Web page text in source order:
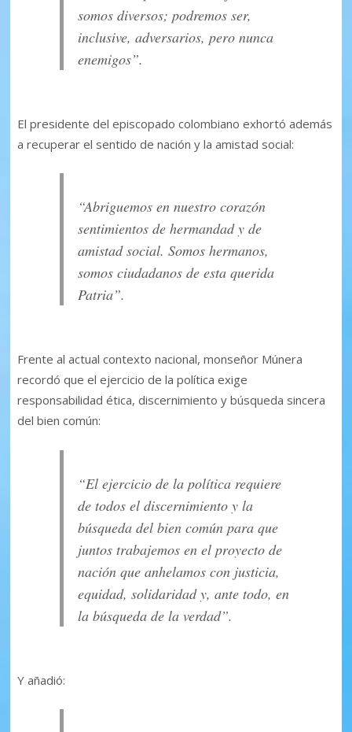
somos diversos; podremos ser,
inclusive, adversarios, pero nunca
enemigos”.
El presidente del episcopado colombiano exhortó además
a recuperar el sentido de nación y la amistad social:
“Abriguemos en nuestro corazón
sentimientos de hermandad y de
amistad social. Somos hermanos,
somos ciudadanos de esta querida
Patria”.
Frente al actual contexto nacional, monseñor Múnera
recordó que el ejercicio de la política exige
responsabilidad ética, discernimiento y búsqueda sincera
del bien común:
“El ejercicio de la política requiere
de todos el discernimiento y la
búsqueda del bien común para que
juntos trabajemos en el proyecto de
nación que anhelamos con justicia,
equidad, solidaridad y, ante todo, en
la búsqueda de la verdad”.
Y añadió: